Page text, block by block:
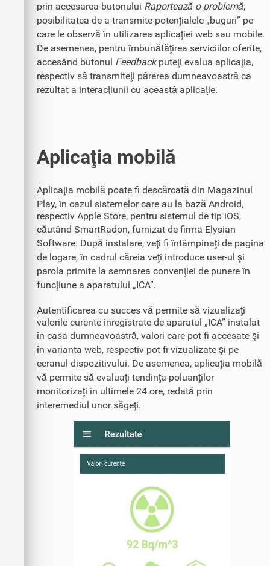
prin accesarea butonului Raportează o problemă,
posibilitatea de a transmite potenţialele „buguri” pe
care le observă în utilizarea aplicaţiei web sau mobile.
De asemenea, pentru îmbunătăţirea serviciilor oferite,
accesând butonul Feedbackputeţi evalua aplicaţia,
respectiv să transmiteţi părerea dumneavoastră ca
rezultat a interacţiunii cu această aplicaţie.
Aplicaţia mobilă
Aplicaţia mobilă poate fi descărcată din Magazinul
Play, în cazul sistemelor care au la bază Android,
respectiv Apple Store, pentru sistemul de tip iOS,
căutând SmartRadon, furnizat de firma Elysian
Software. După instalare, veţi fi întâmpinaţi de pagina
de logare, în cadrul căreia veţi introduce user-ul şi
parola primite la semnarea convenţiei de punere în
funcţiune a aparatului „ICA”.
Autentificarea cu succes vă permite să vizualizaţi
valorile curente înregistrate de aparatul „ICA” instalat
în casa dumneavoastră, valori care pot fi accesate şi
în varianta web, respectiv pot fi vizualizate şi pe
ecranul dispozitivului. De asemenea, aplicaţia mobilă
vă permite să evaluaţi tendinţa poluanţilor
monitorizaţi în ultimele 24 ore, redată prin
interemediul unor săgeţi.